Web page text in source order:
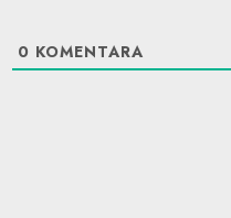
0 KOMENTARA